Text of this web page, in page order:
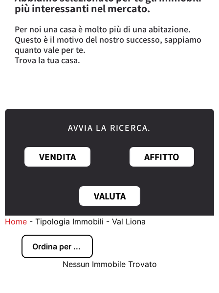
più interessanti nel mercato.
Per noi una casa è molto più di una abitazione.
Questo è il motivo del nostro successo, sappiamo
quanto vale per te.
Trova la tua casa.
AVVIA LA RICERCA.
VENDITA AFFITTO
VALUTA
Home - Tipologia Immobili - Val Liona
Nessun Immobile Trovato